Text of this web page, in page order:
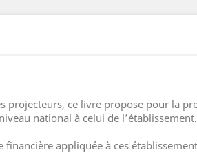
projecteurs, ce livre propose pour la
national à celui de l’établissement.
appliquée à ces